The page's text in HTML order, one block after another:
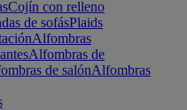
Cojín con relleno
de sofásPlaids
Alfombras
Alfombras de
de salónAlfombras